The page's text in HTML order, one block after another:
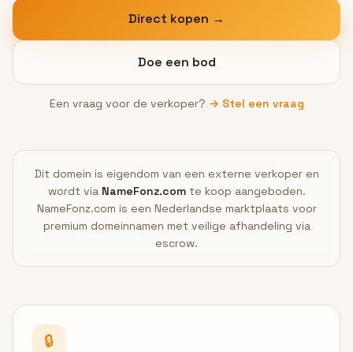
Direct kopen →
Doe een bod
Een vraag voor de verkoper? → Stel een vraag
Dit domein is eigendom van een externe verkoper en
wordt via NameFonz.comte koop aangeboden.
NameFonz.com is een Nederlandse marktplaats voor
premium domeinnamen met veilige afhandeling via
escrow.
🔒